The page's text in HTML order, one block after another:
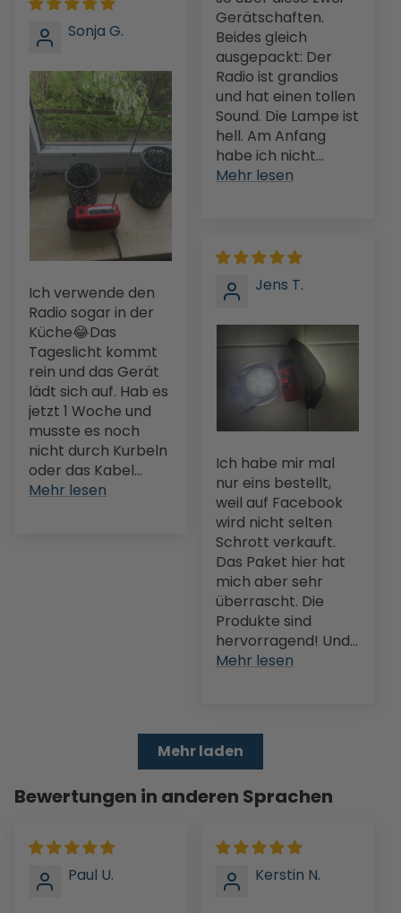
Gerätschaften.
Beides gleich
ausgepackt: Der
Radio ist grandios
und hat einen tollen
Sound. Die Lampe ist
hell. Am Anfang
habe ich nicht...
Mehr lesen
Sonja G.
Ich verwende den
Radio sogar in der
Küche😂Das
Tageslicht kommt
rein und das Gerät
lädt sich auf. Hab es
jetzt 1 Woche und
musste es noch
nicht durch Kurbeln
oder das Kabel...
Mehr lesen
Jens T.
Ich habe mir mal
nur eins bestellt,
weil auf Facebook
wird nicht selten
Schrott verkauft.
Das Paket hier hat
mich aber sehr
überrascht. Die
Produkte sind
hervorragend! Und...
Mehr lesen
Mehr laden
Bewertungen in anderen Sprachen
Paul U. Kerstin N.